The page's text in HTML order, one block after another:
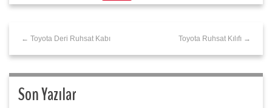
← Toyota Deri Ruhsat Kabı Toyota Ruhsat Kılıfı →
Son Yazılar